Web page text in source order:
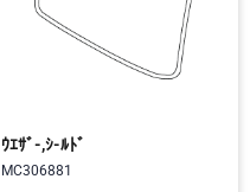
ｳｴｻﾞ-,ｼ-ﾙﾄﾞ
MC306881